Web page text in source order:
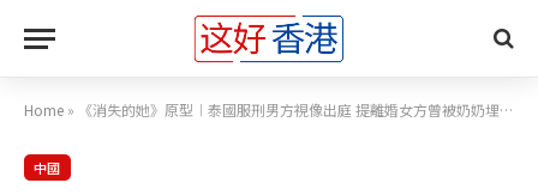
Home » 《消失的她》原型︱泰國服刑男方視像出庭 提離婚女方曾被奶奶埋怨「太有錢」
中國